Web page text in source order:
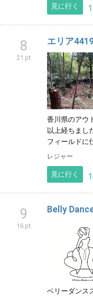
見に行く
8
21 pt
エリア
香川県のアウ
以上経ちまし
フィールドに
レジャー
見に行く
9
16 pt
Belly
ベリーダンス